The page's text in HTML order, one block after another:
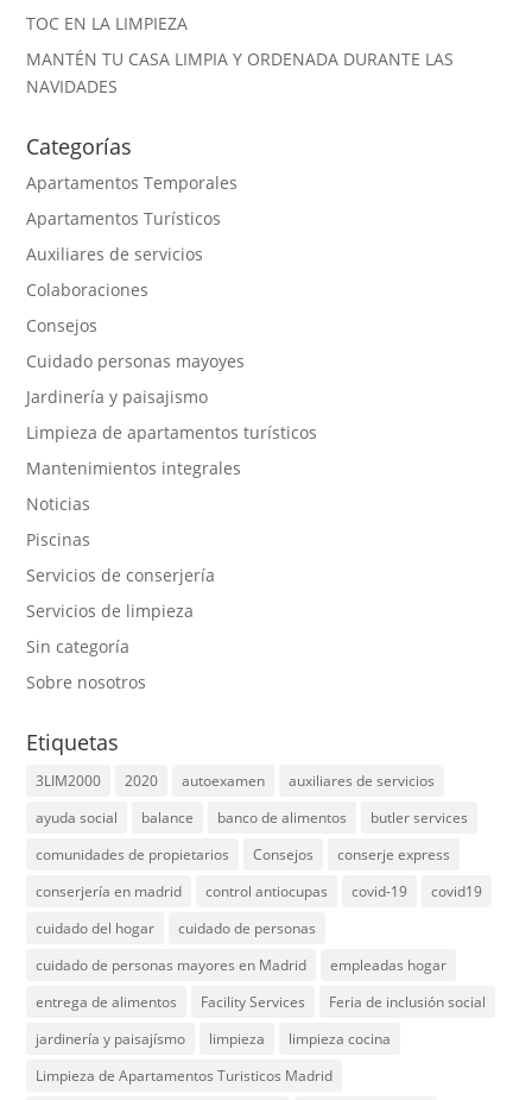
TOC EN LA LIMPIEZA
MANTÉN TU CASA LIMPIA Y ORDENADA DURANTE LAS
NAVIDADES
Categorías
Apartamentos Temporales
Apartamentos Turísticos
Auxiliares de servicios
Colaboraciones
Consejos
Cuidado personas mayoyes
Jardinería y paisajismo
Limpieza de apartamentos turísticos
Mantenimientos integrales
Noticias
Piscinas
Servicios de conserjería
Servicios de limpieza
Sin categoría
Sobre nosotros
Etiquetas
3LIM2000 2020 autoexamen
auxiliares de servicios
ayuda social
balance banco de alimentos
butler services
comunidades de propietarios
Consejos
conserje express
conserjería en madrid
control antiocupas covid-19
covid19
cuidado del hogar
cuidado de personas
cuidado de personas mayores en Madrid
empleadas hogar
entrega de alimentos
Facility Services
Feria de inclusión social
jardinería y paisajísmo
limpieza
limpieza cocina
Limpieza de Apartamentos Turisticos Madrid